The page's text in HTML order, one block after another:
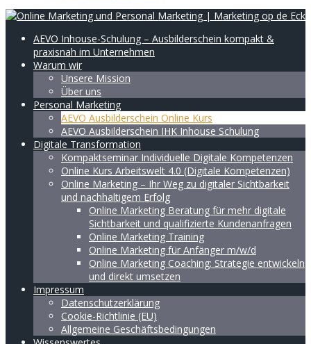
AEVO Inhouse-Schulung – Ausbilderschein kompakt &
praxisnah im Unternehmen
Warum wir
Unsere Mission
Über uns
Personal Marketing
AEVO Ausbilderschein Online Kurs
AEVO Ausbilderschein IHK Inhouse Schulung
Digitale Transformation
Kompaktseminar Individuelle Digitale Kompetenzen
Online Kurs Arbeitswelt 4.0 (Digitale Kompetenzen)
Online Marketing – Ihr Weg zu digitaler Sichtbarkeit
und nachhaltigem Erfolg
Online Marketing Beratung für mehr digitale
Sichtbarkeit und qualifizierte Kundenanfragen
Online Marketing Training
Online Marketing für Anfänger m/w/d
Online Marketing Coaching: Strategie entwickeln
und direkt umsetzen
Impressum
Datenschutzerklärung
Cookie-Richtlinie (EU)
Allgemeine Geschäftsbedingungen